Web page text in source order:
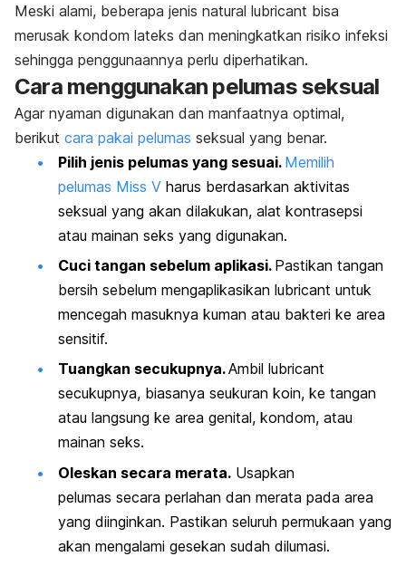
Meski alami, beberapa jenis natural lubricant bisa
merusak kondom lateks dan meningkatkan risiko infeksi
sehingga penggunaannya perlu diperhatikan.
Cara menggunakan pelumas seksual
Agar nyaman digunakan dan manfaatnya optimal,
berikut cara pakai pelumas seksual yang benar.
Pilih jenis pelumas yang sesuai. Memilih
pelumas Miss V harus berdasarkan aktivitas
seksual yang akan dilakukan, alat kontrasepsi
atau mainan seks yang digunakan.
Cuci tangan sebelum aplikasi. Pastikan tangan
bersih sebelum mengaplikasikan lubricant untuk
mencegah masuknya kuman atau bakteri ke area
sensitif.
Tuangkan secukupnya.Ambil lubricant
secukupnya, biasanya seukuran koin, ke tangan
atau langsung ke area genital, kondom, atau
mainan seks.
Oleskan secara merata. Usapkan
pelumas secara perlahan dan merata pada area
yang diinginkan. Pastikan seluruh permukaan yang
akan mengalami gesekan sudah dilumasi.